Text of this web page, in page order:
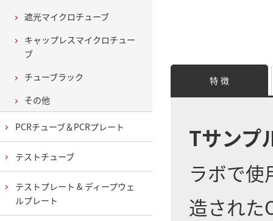
特 徴
Tサンプ
ラボで
造された
遮光マイクロチューブ
キャップレスマイクロチュー
ブ
チューブラック
その他
PCRチューブ＆PCRプレート
テストチューブ
テストプレート & ディープウェ
ルプレート